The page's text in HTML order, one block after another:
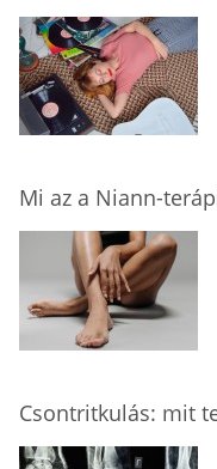
Mi az a Niann-
Csontritkulás: mit